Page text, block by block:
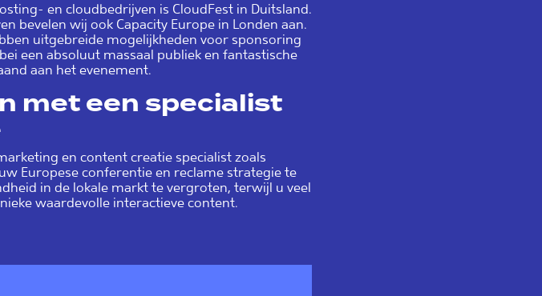
en cloudbedrijven is CloudFest in Duitsland.
bevelen wij ook Capacity Europe in Londen aan.
uitgebreide mogelijkheden voor sponsoring
een absoluut massaal publiek en fantastische
aan het evenement.
met een specialist
en content creatie specialist zoals
Europese conferentie en reclame strategie te
in de lokale markt te vergroten, terwijl u veel
waardevolle interactieve content.